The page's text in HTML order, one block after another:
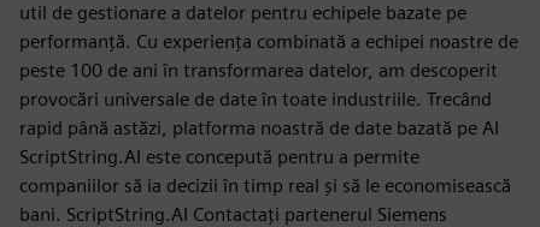
util de gestionare a datelor pentru echipele bazate pe
performanță. Cu experiența combinată a echipei noastre de
peste 100 de ani în transformarea datelor, am descoperit
provocări universale de date în toate industriile. Trecând
rapid până astăzi, platforma noastră de date bazată pe AI
ScriptString.AI este concepută pentru a permite
companiilor să ia decizii în timp real și să le economisească
bani. ScriptString.AI Contactați partenerul Siemens